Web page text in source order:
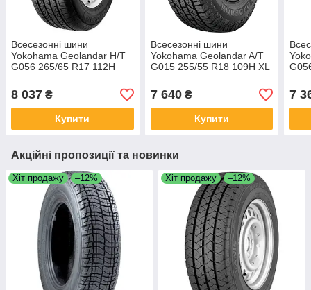
Всесезонні шини
Yokohama Geolandar H/T
G056 265/65 R17 112H
8 037 ₴
Купити
Всесезонні шини
Yokohama Geolandar A/T
G015 255/55 R18 109H XL
7 640₴
Купити
7
Акційні пропозиції та новинки
Хіт продажу –12% Хіт продажу –12%